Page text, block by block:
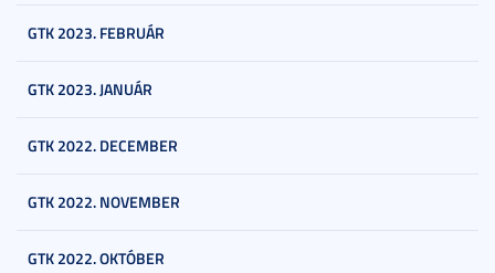
GTK 2023. FEBRUÁR
GTK 2023. JANUÁR
GTK 2022. DECEMBER
GTK 2022. NOVEMBER
GTK 2022. OKTÓBER